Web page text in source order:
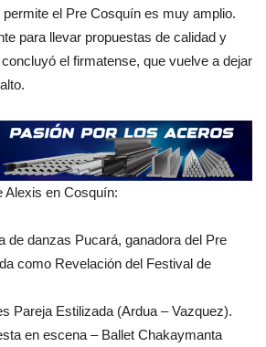
permite el Pre Cosquín es muy amplio.
para llevar propuestas de calidad y
el firmatense, que vuelve a dejar
Alexis en Cosquín:
de danzas Pucará, ganadora del Pre
como Revelación del Festival de
Pareja Estilizada (Ardua – Vazquez).
en escena – Ballet Chakaymanta